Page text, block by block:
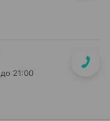
до 21:00